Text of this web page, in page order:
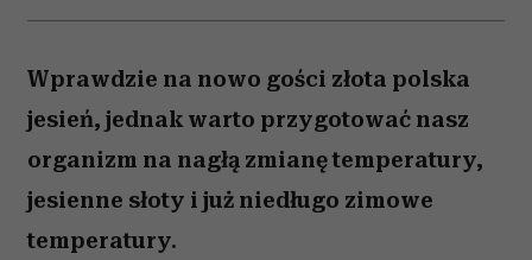
Wprawdzie na nowo gości złota polska
jesień, jednak warto przygotować nasz
organizm na nagłą zmianę temperatury,
jesienne słoty i już niedługo zimowe
temperatury.